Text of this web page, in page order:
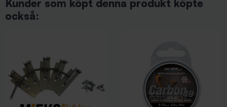
Kunder som köpt denna produkt köpte
också: